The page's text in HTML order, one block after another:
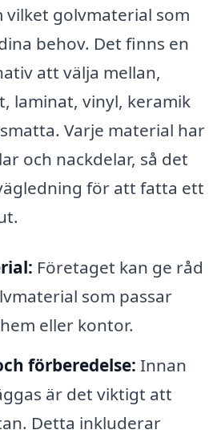
vilket golvmaterial som
behov. Det finns en
att välja mellan,
laminat, vinyl, keramik
Varje material har
och nackdelar, så det
för att fatta ett
Företaget kan ge råd
som passar
eller kontor.
förberedelse: Innan
är det viktigt att
Detta inkluderar